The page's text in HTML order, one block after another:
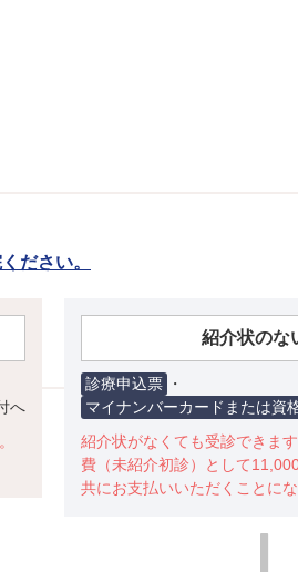
ださい。
へ
紹介状のな
診療申込票
・
マイナンバーカードまたは資
紹介状がなくても受診できま
費（未紹介初診）として
共にお支払いいただくことにな